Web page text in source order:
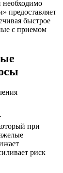
предоставляет
быстрое
с приемом
при
риск